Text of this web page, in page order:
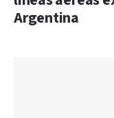
Argentina